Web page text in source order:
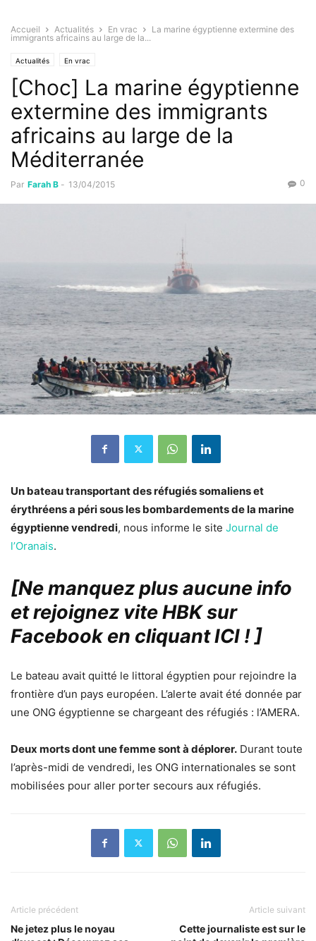
Accueil Actualités En vrac
La marine égyptienne extermine des
immigrants africains au large de la...
Actualités En vrac
[Choc] La marine égyptienne
extermine des immigrants
africains au large de la
Méditerranée
Par Farah B - 13/04/2015 0
Un bateau transportant des réfugiés somaliens et
érythréens a péri sous les bombardements de la marine
égyptienne vendredi, nous informe le site Journal de
l’Oranais.
[Ne manquez plus aucune info
et rejoignez vite HBK sur
Facebook en cliquant ICI !]
Le bateau avait quitté le littoral égyptien pour rejoindre la
frontière d’un pays européen. L’alerte avait été donnée par
une ONG égyptienne se chargeant des réfugiés : l’AMERA.
Deux morts dont une femme sont à déplorer. Durant toute
l’après-midi de vendredi, les ONG internationales se sont
mobilisées pour aller porter secours aux réfugiés.
Article précédent
Ne jetez plus le noyau
Article suivant
Cette journaliste est sur le